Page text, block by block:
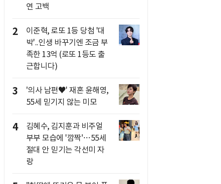
연 고백
2
이준혁, 로또 1등 당첨 '대
박'..인생 바꾸기엔 조금 부
족한 13억 (로또 1등도 출
근합니다)
3
'의사 남편♥' 재혼 윤해영,
55세 믿기지 않는 미모
4
김혜수, 김지훈과 비주얼
부부 모습에 '깜짝'…55세
절대 안 믿기는 각선미 자
랑